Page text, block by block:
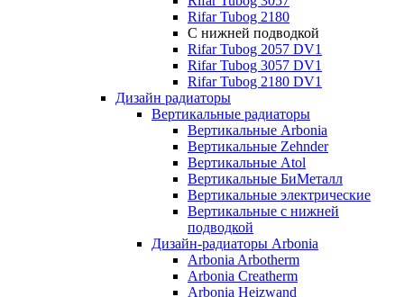
Rifar Tubog 2180
С нижней подводкой
Rifar Tubog 2057 DV1
Rifar Tubog 3057 DV1
Rifar Tubog 2180 DV1
Дизайн радиаторы
Вертикальные радиаторы
Вертикальные Arbonia
Вертикальные Zehnder
Вертикальные Atol
Вертикальные БиМеталл
Вертикальные электрические
Вертикальные с нижней
подводкой
Дизайн-радиаторы Arbonia
Arbonia Arbotherm
Arbonia Creatherm
Arbonia Heizwand